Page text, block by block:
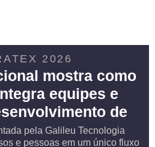
2026
mostra como
equipes e
de
pela Galileu Tecnologia
e pessoas em um único fluxo